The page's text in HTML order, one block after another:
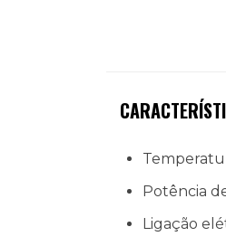
Potência
Ligação